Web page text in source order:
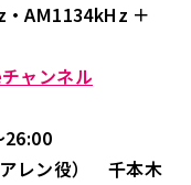
AM1134kHz ＋
ャンネル
26:00
アレン役） 千本木